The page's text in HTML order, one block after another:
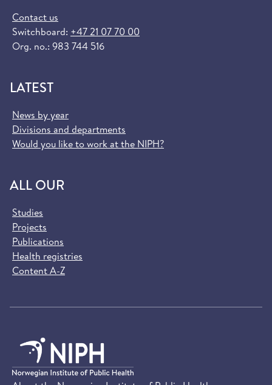
Contact us
Switchboard: +47 21 07 70 00
Org. no.: 983 744 516
LATEST
News by year
Divisions and departments
Would you like to work at the NIPH?
ALL OUR
Studies
Projects
Publications
Health registries
Content A-Z